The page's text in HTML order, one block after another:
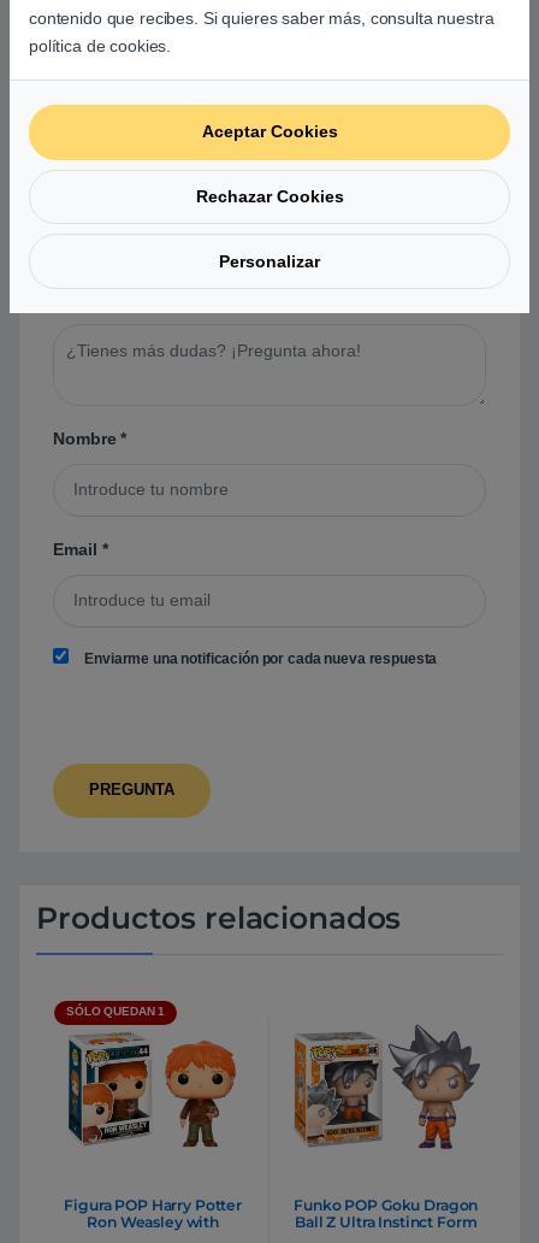
Preguntas y respuestas de los
usuarios sobre este producto
Nombre*
Email *
Enviarme una notificación por cada nueva respuesta
Productos relacionados
SÓLO QUEDAN 1
Figura POP Harry Potter
Ron Weasley with
Funko POP Goku Dragon
Ball Z Ultra Instinct Form
contenido que recibes. Si quieres saber más, consulta nuestra
política de cookies.
Aceptar Cookies
Rechazar Cookies
Personalizar